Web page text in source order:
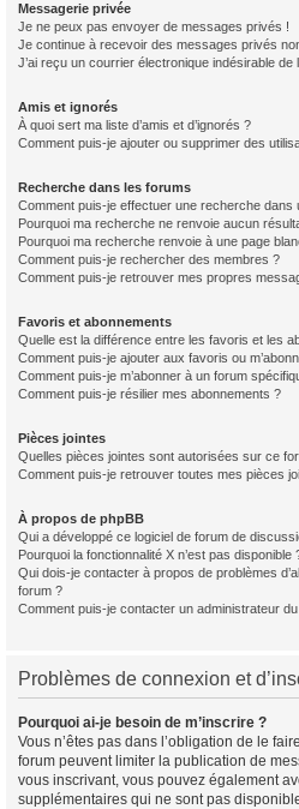
Messagerie privée
Je ne peux pas envoyer de messages privés !
Je continue à recevoir des messages privés
J’ai reçu un courrier électronique indésirable de
Amis et ignorés
À quoi sert ma liste d’amis et d’ignorés ?
Comment puis-je ajouter ou supprimer des
Recherche dans les forums
Comment puis-je effectuer une recherche dans
Pourquoi ma recherche ne renvoie aucun
Pourquoi ma recherche renvoie à une page
Comment puis-je rechercher des membres ?
Comment puis-je retrouver mes propres
Favoris et abonnements
Quelle est la différence entre les favoris et les
Comment puis-je ajouter aux favoris ou
Comment puis-je m’abonner à un forum
Comment puis-je résilier mes abonnements ?
Pièces jointes
Quelles pièces jointes sont autorisées sur ce
Comment puis-je retrouver toutes mes pièces
À propos de phpBB
Qui a développé ce logiciel de forum de
Pourquoi la fonctionnalité X n’est pas disponible
Qui dois-je contacter à propos de problèmes
forum ?
Comment puis-je contacter un administrateur
Problèmes de connexion et
Pourquoi ai-je besoin de m’inscrire ?
Vous n’êtes pas dans l’obligation de le
forum peuvent limiter la publication de
vous inscrivant, vous pouvez également
supplémentaires qui ne sont pas